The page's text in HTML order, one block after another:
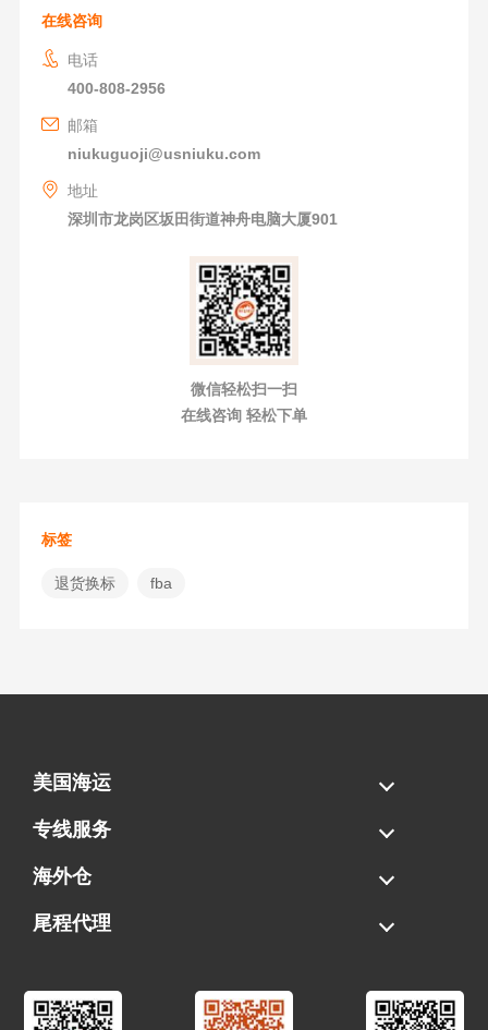
在线咨询
电话
400-808-2956
邮箱
niukuguoji@usniuku.com
地址
深圳市龙岗区坂田街道神舟电脑大厦901
微信轻松扫一扫
在线咨询 轻松下单
标签
退货换标 fba
美国海运
海运拼柜
海运整柜
美国海卡
加拿大海运
专线服务
FBA专线直送
超大件专线
AWD专线
电池专线
海外仓
一件代发
FBA中转
贴标换标
拆柜/存储
尾程代理